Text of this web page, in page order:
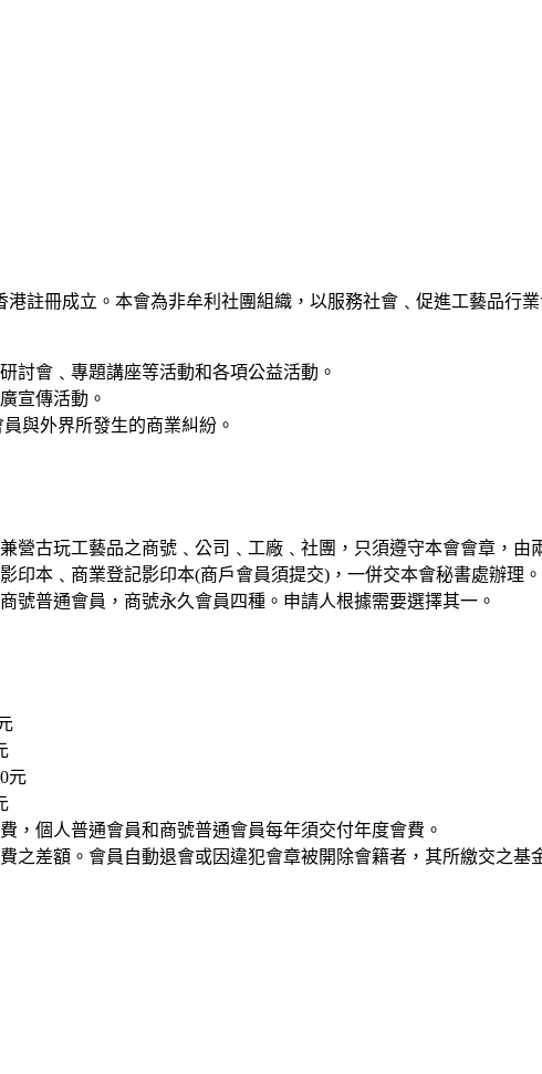
註冊成立。本會為非牟利社團組織，以服務社會﹑促進工藝品行
討會﹑專題講座等活動和各項公益活動。
宣傳活動。
與外界所發生的商業糾紛。
營古玩工藝品之商號﹑公司﹑工廠﹑社團，只須遵守本會會章，由
印本﹑商業登記影印本(商戶會員須提交)，一併交本會秘書處辦理
號普通會員，商號永久會員四種。申請人根據需要選擇其一。
元
，個人普通會員和商號普通會員每年須交付年度會費。
之差額。會員自動退會或因違犯會章被開除會籍者，其所繳交之基